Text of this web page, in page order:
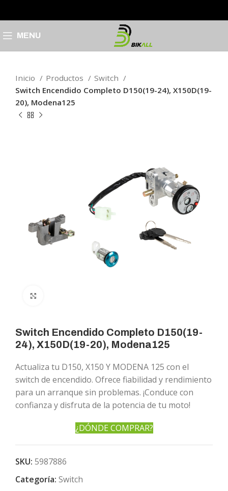
MENU
Inicio Productos
Switch
Switch Encendido Completo D150(19-24), X150D(19-
20), Modena125
Switch Encendido Completo D150(19-
24), X150D(19-20), Modena125
Actualiza tu D150, X150 Y MODENA 125 con el
switch de encendido. Ofrece fiabilidad y rendimiento
para un arranque sin problemas. ¡Conduce con
confianza y disfruta de la potencia de tu moto!
¿DÓNDE COMPRAR?
SKU: 5987886
Categoría: Switch